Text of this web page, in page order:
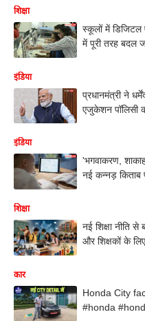
शिक्षा
स्कूलों में डिजिटल
में पूरी तरह बदल
इंडिया
प्रधानमंत्री ने
एजुकेशन पॉलिसी
इंडिया
'भगवाकरण,
नई कन्नड़ किताब
शिक्षा
नई शिक्षा नीति से
और शिक्षकों के
कार
Honda City
#honda